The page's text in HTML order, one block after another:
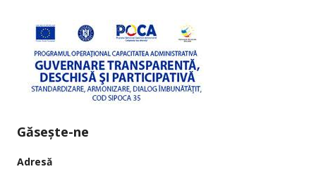
Găsește-ne
Adresă